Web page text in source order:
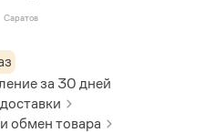
Саратов
за 30 дней
обмен товара